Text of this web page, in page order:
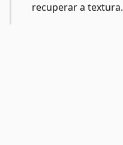
recuperar a textura.